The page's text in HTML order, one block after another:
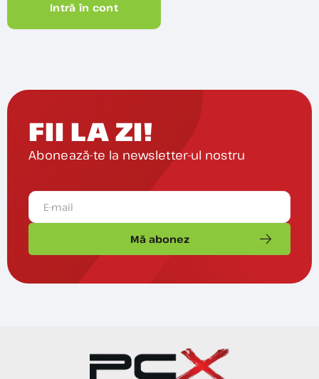
Intră în cont
FII LA ZI!
Abonează-te la newsletter-ul nostru
Mă abonez